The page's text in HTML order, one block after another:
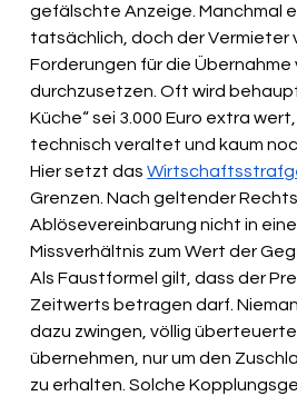
gefälschte Anzeige. Manchmal
tatsächlich, doch der Vermieter
Forderungen für die Übernahme
durchzusetzen. Oft wird
Küche“ sei 3.000 Euro extra
technisch veraltet und kaum
Hier setzt das
Grenzen. Nach geltender
Ablösevereinbarung nicht in
Missverhältnis zum Wert der
Als Faustformel gilt, dass der
Zeitwerts betragen darf.
dazu zwingen, völlig
übernehmen, nur um den
zu erhalten. Solche